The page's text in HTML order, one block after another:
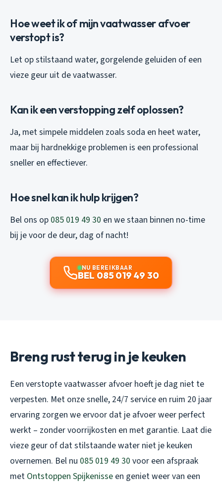
Hoe weet ik of mijn vaatwasser afvoer
verstopt is?
Let op stilstaand water, gorgelende geluiden of een
vieze geur uit de vaatwasser.
Kan ik een verstopping zelf oplossen?
Ja, met simpele middelen zoals soda en heet water,
maar bij hardnekkige problemen is een professional
sneller en effectiever.
Hoe snel kan ik hulp krijgen?
Bel ons op 085 019 49 30 en we staan binnen no-time
bij je voor de deur, dag of nacht!
NU BEREIKBAAR
BEL 085 019 49 30
Breng rust terug in je keuken
Een verstopte vaatwasser afvoer hoeft je dag niet te
verpesten. Met onze snelle, 24/7 service en ruim 20 jaar
ervaring zorgen we ervoor dat je afvoer weer perfect
werkt – zonder voorrijkosten en met garantie. Laat die
vieze geur of dat stilstaande water niet je keuken
overnemen. Bel nu 085 019 49 30 voor een afspraak
met Ontstoppen Spijkenisse en geniet weer van een